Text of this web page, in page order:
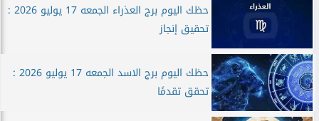
حظك اليوم برج العذراء الجمعه 17 يوليو 2026 :
تحقيق إنجاز
حظك اليوم برج الاسد الجمعه 17 يوليو 2026 :
تحقق تقدمًا